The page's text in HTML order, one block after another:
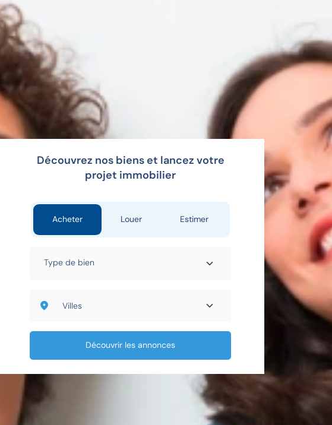
Découvrez nos biens et lancez votre
projet immobilier
Acheter Louer Estimer
Découvrir les annonces